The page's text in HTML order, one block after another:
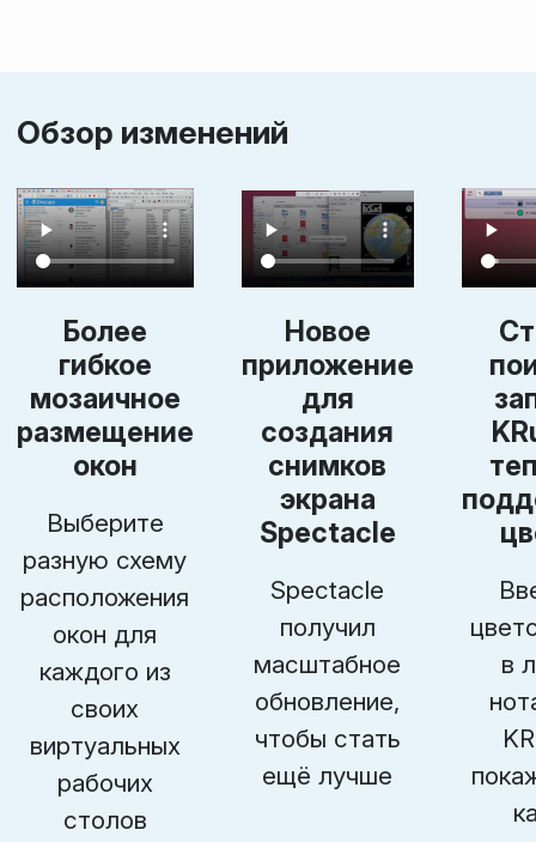
Обзор изменений
Более
гибкое
мозаичное
размещение
окон
Выберите
разную схему
расположения
окон для
каждого из
своих
виртуальных
рабочих
столов
Новое
приложение
для
создания
снимков
экрана
Spectacle
Spectacle
получил
масштабное
обновление,
чтобы стать
ещё лучше
в